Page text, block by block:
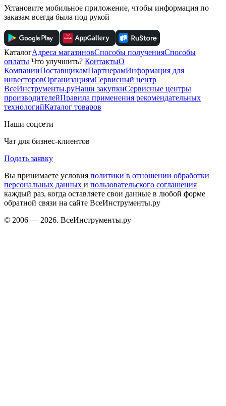
Установите мобильное приложение, чтобы информация по
заказам всегда была под рукой
КаталогАдреса магазиновСпособы полученияСпособы
оплаты Что улучшить? КонтактыО
КомпанииПоставщикамПартнерамИнформация для
инвесторовОрганизациямСервисный центр
ВсеИнструменты.руНаши закупкиСервисные центры
производителейПравила применения рекомендательных
технологийКаталог товаров
Наши соцсети
Чат для бизнес-клиентов
Подать заявку
Вы принимаете условия политики в отношении обработки
персональных данных и пользовательского соглашения
каждый раз, когда оставляете свои данные в любой форме
обратной связи на сайте ВсеИнструменты.ру
© 2006 — 2026. ВсеИнструменты.ру